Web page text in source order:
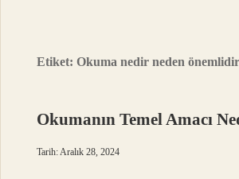
Etiket:Okuma nedir neden önemlidir
Okumanın Temel Amacı
Tarih: Aralık 28, 2024